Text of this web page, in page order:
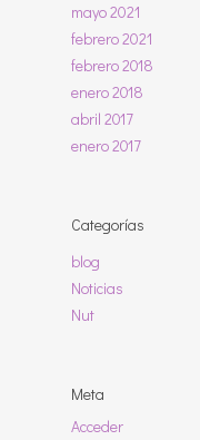
mayo 2021
febrero 2021
febrero 2018
enero 2018
abril 2017
enero 2017
Categorías
blog
Noticias
Nut
Meta
Acceder